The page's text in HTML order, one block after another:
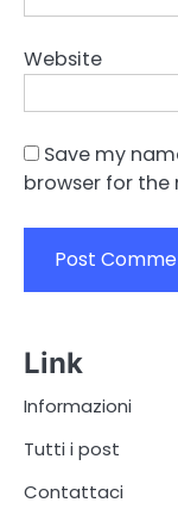
Website
Save my
browser for
Link
Informazioni
Tutti i post
Contattaci